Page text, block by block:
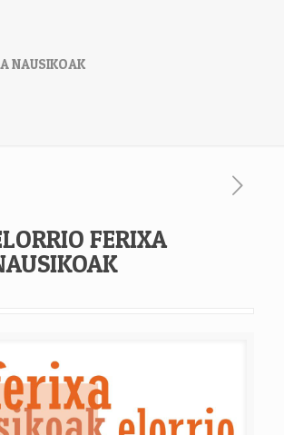
NAUSIKOAK
FERIXA